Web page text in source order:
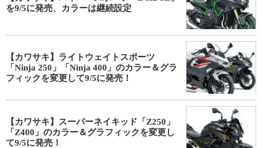
を9/5に発売、カラーは継続設定
【カワサキ】ライトウェイトスポーツ
「Ninja 250」「Ninja 400」のカラー＆グラ
フィックを変更して9/5に発売！
【カワサキ】スーパーネイキッド「Z250」
「Z400」のカラー＆グラフィックを変更し
て9/5に発売！